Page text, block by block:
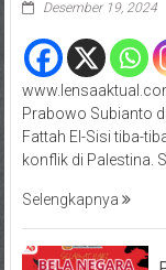
Desember 19, 2024
Prabowo Subianto
Fattah El-Sisi tiba-
konflik di Palestina.
Selengkapnya